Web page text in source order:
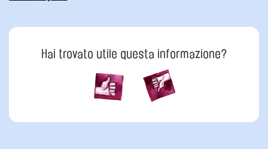
Hai trovato utile questa informazione?